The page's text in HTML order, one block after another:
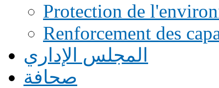
Protection de
Renforcement des
المجلس الإداري
صحافة